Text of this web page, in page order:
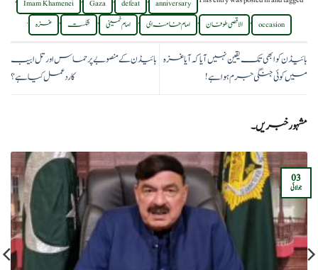
anniversary
defeat
Gaza
Imam Khamenei
occasion
, الاقصی طوفان , امام خامنہ ای , امام خمینی , شکست , غزہ .
بائیڈن کو ابھی تک یقین نہیں آیا کہ آیا غزہ
میں کوئی جنگی جرم ہوا ہے!
بائیڈن کے منصوبے پر حماس اور تل ابیب
کا ردعمل کیا ہے؟
مشہور خبریں۔
03
جولائی